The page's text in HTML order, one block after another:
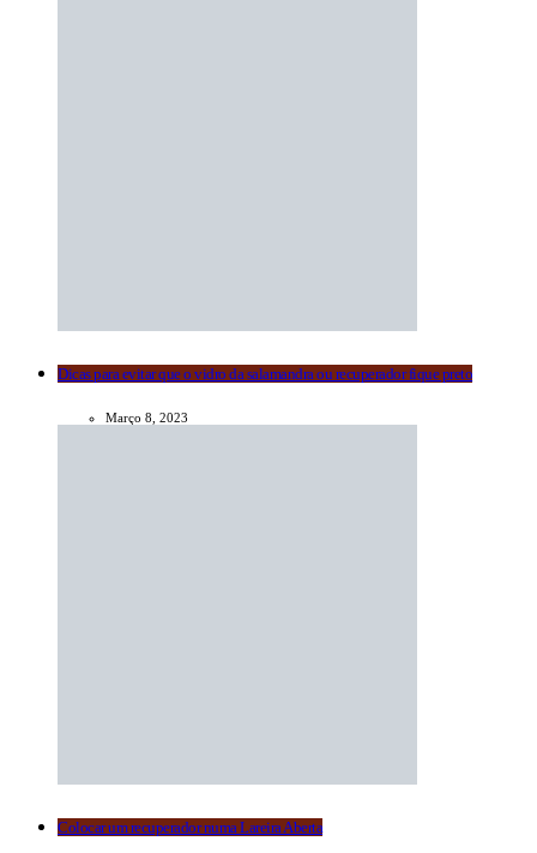
Dicas para evitar que o vidro da salamandra ou recuperador fique preto
Março 8, 2023
Colocar um recuperador numa Lareira Aberta